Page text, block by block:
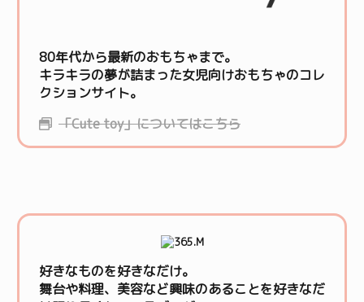
80年代から最新のおもちゃまで。
キラキラの夢が詰まった女児向けおもちゃのコレ
クションサイト。
「Cute toy」についてはこちら
好きなものを好きなだけ。
舞台や料理、美容など興味のあることを好きなだ